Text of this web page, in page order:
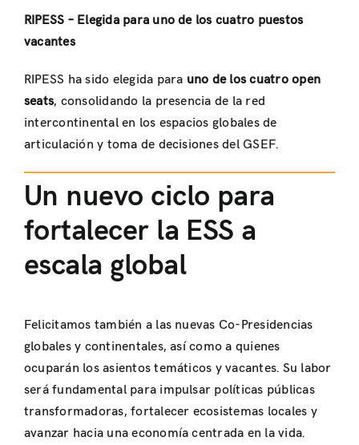
RIPESS – Elegida para uno de los cuatro puestos
vacantes
RIPESS ha sido elegida para uno de los cuatro open
seats, consolidando la presencia de la red
intercontinental en los espacios globales de
articulación y toma de decisiones del GSEF.
Un nuevo ciclo para
fortalecer la ESS a
escala global
Felicitamos también a las nuevas Co-Presidencias
globales y continentales, así como a quienes
ocuparán los asientos temáticos y vacantes. Su labor
será fundamental para impulsar políticas públicas
transformadoras, fortalecer ecosistemas locales y
avanzar hacia una economía centrada en la vida.